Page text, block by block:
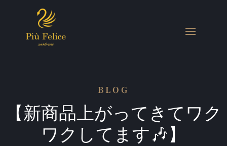
BLOG
【新商品上がってきてワク
ワクしてます🎶】